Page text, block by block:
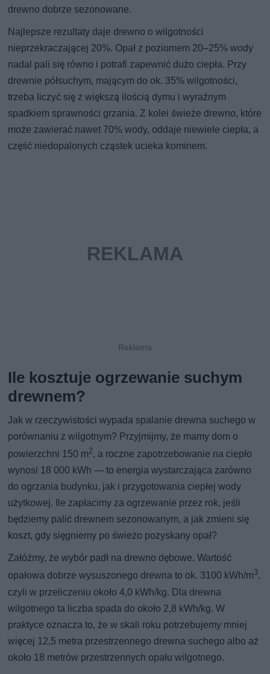
drewno dobrze sezonowane.
Najlepsze rezultaty daje drewno o wilgotności
nieprzekraczającej 20%. Opał z poziomem 20–25% wody
nadal pali się równo i potrafi zapewnić dużo ciepła. Przy
drewnie półsuchym, mającym do ok. 35% wilgotności,
trzeba liczyć się z większą ilością dymu i wyraźnym
spadkiem sprawności grzania. Z kolei świeże drewno, które
może zawierać nawet 70% wody, oddaje niewiele ciepła, a
część niedopalonych cząstek ucieka kominem.
Ile kosztuje ogrzewanie suchym
drewnem?
Jak w rzeczywistości wypada spalanie drewna suchego w
porównaniu z wilgotnym? Przyjmijmy, że mamy dom o
powierzchni 150 m2, a roczne zapotrzebowanie na ciepło
wynosi 18 000 kWh — to energia wystarczająca zarówno
do ogrzania budynku, jak i przygotowania ciepłej wody
użytkowej. Ile zapłacimy za ogrzewanie przez rok, jeśli
będziemy palić drewnem sezonowanym, a jak zmieni się
koszt, gdy sięgniemy po świeżo pozyskany opał?
Załóżmy, że wybór padł na drewno dębowe. Wartość
opałowa dobrze wysuszonego drewna to ok. 3100 kWh/m3,
czyli w przeliczeniu około 4,0 kWh/kg. Dla drewna
wilgotnego ta liczba spada do około 2,8 kWh/kg. W
praktyce oznacza to, że w skali roku potrzebujemy mniej
więcej 12,5 metra przestrzennego drewna suchego albo aż
około 18 metrów przestrzennych opału wilgotnego.